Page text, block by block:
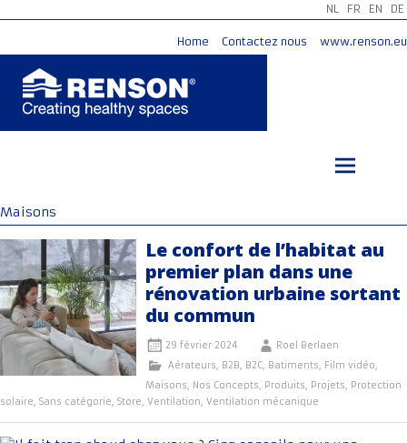
NL FR EN DE
Home Contactez nous www.renson.eu
Maisons
Le confort de l’habitat au
premier plan dans une
rénovation urbaine sortant
du commun
29 février 2024
Roel Berlaen
Aérateurs, B2B, B2C, Batiments, Film vidéo,
Maisons, Nos Concepts, Produits, Projets, Protection
solaire, Sans catégorie, Store, Ventilation, Ventilation mécanique